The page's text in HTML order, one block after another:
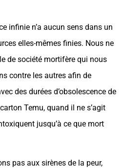
infinie n’a aucun sens dans un
elles-mêmes finies. Nous ne
de société mortifère qui nous
contre les autres afin de
des durées d’obsolescence de
Temu, quand il ne s’agit
jusqu’à ce que mort
pas aux sirènes de la peur,